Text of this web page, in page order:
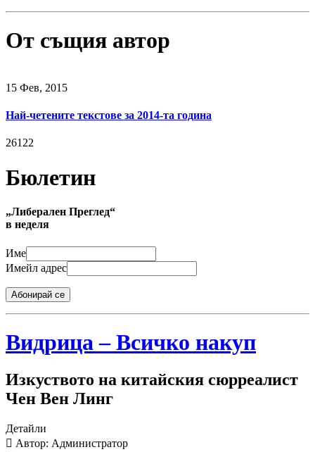
От същия автор
15 Фев, 2015
Най-четените текстове за 2014-та година
26122
Бюлетин
„Либерален Преглед“
в неделя
Име
Имейл адрес
Абонирай се
Видрица – Всичко накуп
Изкуството на китайския сюрреалист
Чен Вен Линг
Детайли
Автор: Администратор